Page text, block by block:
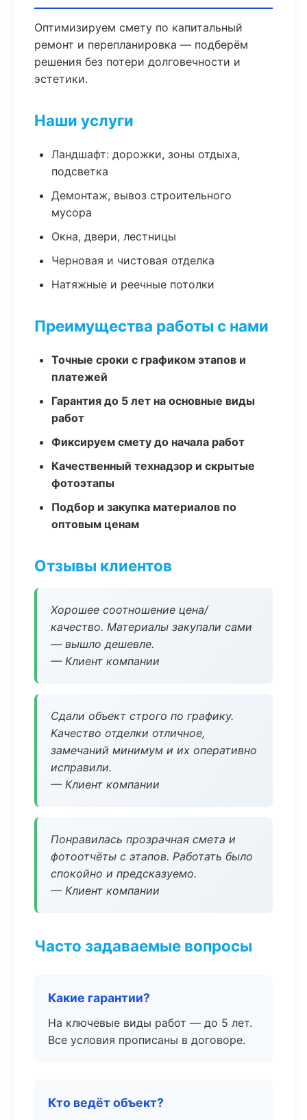
Оптимизируем смету по капитальный
ремонт и перепланировка — подберём
решения без потери долговечности и
эстетики.
Наши услуги
Ландшафт: дорожки, зоны отдыха,
подсветка
Демонтаж, вывоз строительного
мусора
Окна, двери, лестницы
Черновая и чистовая отделка
Натяжные и реечные потолки
Преимущества работы с нами
Точные сроки с графиком этапов и
платежей
Гарантия до 5 лет на основные виды
работ
Фиксируем смету до начала работ
Качественный технадзор и скрытые
фотоэтапы
Подбор и закупка материалов по
оптовым ценам
Отзывы клиентов
Хорошее соотношение цена/
качество. Материалы закупали сами
— вышло дешевле.
— Клиент компании
Сдали объект строго по графику.
Качество отделки отличное,
замечаний минимум и их оперативно
исправили.
— Клиент компании
Понравилась прозрачная смета и
фотоотчёты с этапов. Работать было
спокойно и предсказуемо.
— Клиент компании
Часто задаваемые вопросы
Какие гарантии?
На ключевые виды работ — до 5 лет.
Все условия прописаны в договоре.
Кто ведёт объект?